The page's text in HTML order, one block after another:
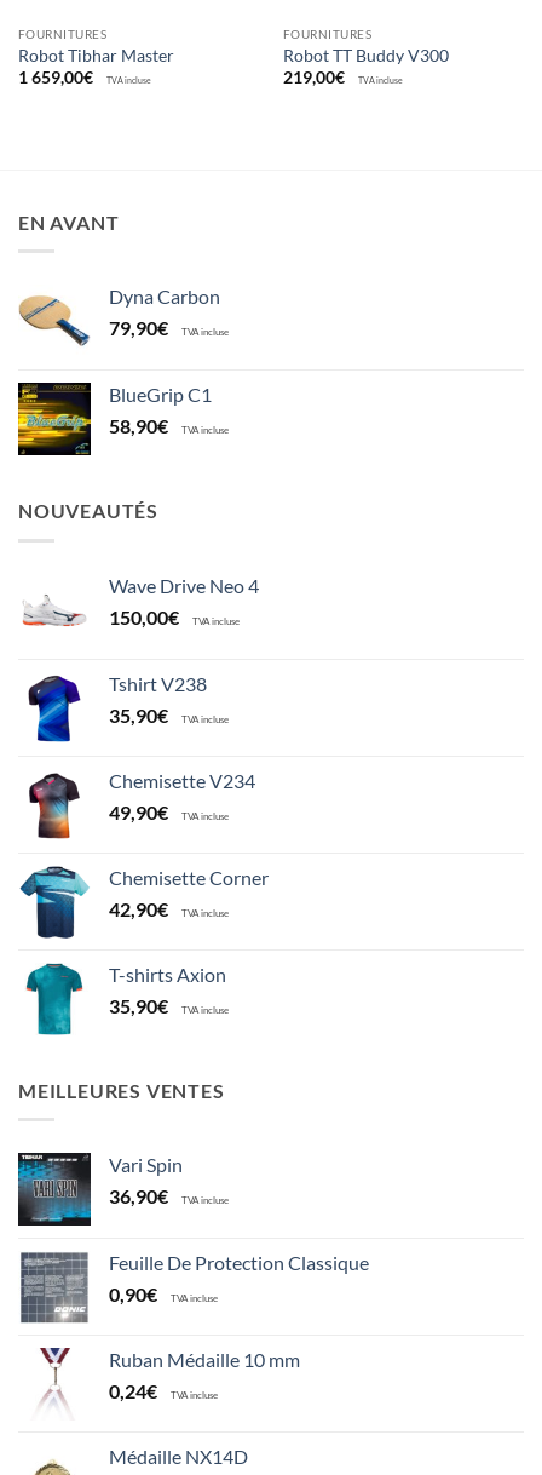
FOURNITURES
Robot Tibhar Master
1 659,00€ TVA incluse
FOURNITURES
Robot TT Buddy V300
219,00€ TVA incluse
EN AVANT
Dyna Carbon
79,90€ TVA incluse
BlueGrip C1
58,90€ TVA incluse
NOUVEAUTÉS
Wave Drive Neo 4
150,00€ TVA incluse
Tshirt V238
35,90€ TVA incluse
Chemisette V234
49,90€ TVA incluse
Chemisette Corner
42,90€ TVA incluse
T-shirts Axion
35,90€ TVA incluse
MEILLEURES VENTES
Vari Spin
36,90€ TVA incluse
Feuille De Protection Classique
0,90€ TVA incluse
Ruban Médaille 10 mm
0,24€ TVA incluse
Médaille NX14D